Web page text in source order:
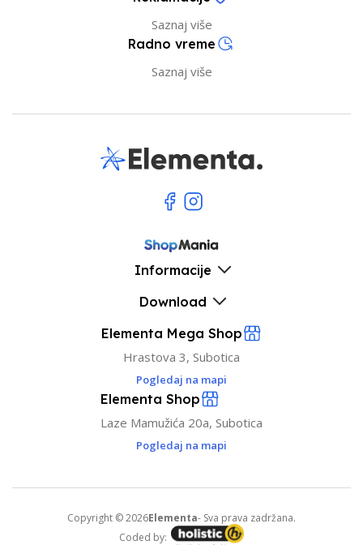
Saznaj više
Radno vreme
Saznaj više
Informacije
Download
Elementa Mega Shop
Hrastova 3, Subotica
Pogledaj na mapi
Elementa Shop
Laze Mamužića 20a, Subotica
Pogledaj na mapi
Copyright © 2026Elementa- Sva prava zadržana.
Coded by: